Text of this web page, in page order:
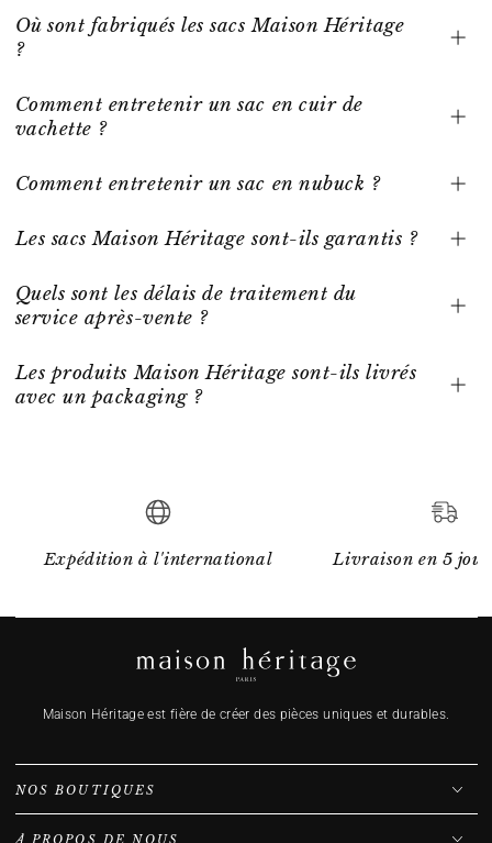
Où sont fabriqués les sacs Maison Héritage
?
Comment entretenir un sac en cuir de
vachette ?
Comment entretenir un sac en nubuck ?
Les sacs Maison Héritage sont-ils garantis ?
Quels sont les délais de traitement du
service après-vente ?
Les produits Maison Héritage sont-ils livrés
avec un packaging ?
Expédition à l'international Livraison en 5
Maison Héritage est fière de créer des pièces uniques et durables.
NOS BOUTIQUES